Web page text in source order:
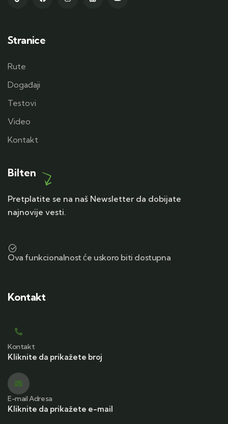
Stranice
Rute
Događaji
Testovi
Video
Kontakt
Bilten
Pretplatite se na naš Newsletter da dobijate
najnovije vesti.
Ova funkcionalnost će uskoro biti dostupna
Kontakt
Kontakt
Kliknite da prikažete broj
E-mail Adresa
Kliknite da prikažete e-mail